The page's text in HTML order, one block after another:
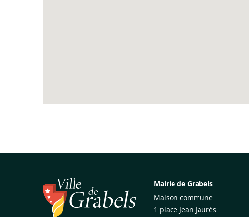
Mairie de Grabels
Maison commune
1 place Jean Jaurès